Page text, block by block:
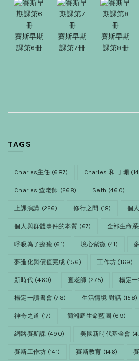
賽斯早期
課第6冊
賽斯早期
課第7冊
賽斯早期
課第8冊
TAGS
Charles主任 (687) Charles 和 丁珊
Charles 查老師 (268) Seth (460)
上課演講 (226) 修行之間 (18) 個
個人與群體事件的本質 (67) 全部生命
呼吸為了療癒 (61) 境心紫微 (41)
夢進化與價值完成 (156) 工作坊 (169)
新時代(460) 查老師 (275) 楊定
楊定一讀書會 (78) 生活情境 對話 (158)
神奇之道 (17) 簡湘庭生命藍圖 (69)
網路賽斯課 (490) 美國新時代基金會
賽斯工作坊 (141) 賽斯教育 (146)